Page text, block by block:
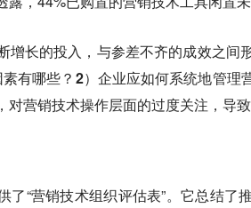
增长的投入，与参差不齐的成效之间
有哪些？2）企业应如何系统地管理
营销技术操作层面的过度关注，导致
了“营销技术组织评估表”。它总结了